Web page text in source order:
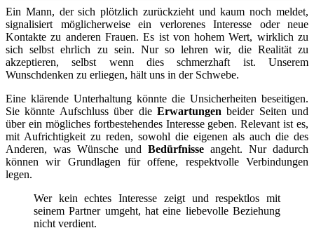
Ein Mann, der sich plötzlich zurückzieht und kaum noch meldet,
signalisiert möglicherweise ein verlorenes Interesse oder neue
Kontakte zu anderen Frauen. Es ist von hohem Wert, wirklich zu
sich selbst ehrlich zu sein. Nur so lehren wir, die Realität zu
akzeptieren, selbst wenn dies schmerzhaft ist. Unserem
Wunschdenken zu erliegen, hält uns in der Schwebe.
Eine klärende Unterhaltung könnte die Unsicherheiten beseitigen.
Sie könnte Aufschluss über die Erwartungen beider Seiten und
über ein mögliches fortbestehendes Interesse geben. Relevant ist es,
mit Aufrichtigkeit zu reden, sowohl die eigenen als auch die des
Anderen, was Wünsche und Bedürfnisse angeht. Nur dadurch
können wir Grundlagen für offene, respektvolle Verbindungen
legen.
Wer kein echtes Interesse zeigt und respektlos mit
seinem Partner umgeht, hat eine liebevolle Beziehung
nicht verdient.